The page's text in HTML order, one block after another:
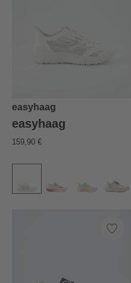
easyhaag
easyhaag
159,90 €